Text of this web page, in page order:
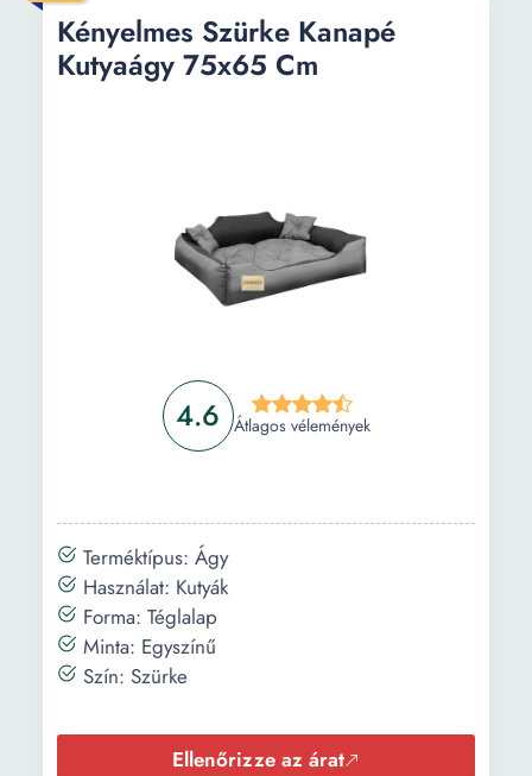
4.6 Átlagos vélemények
Kényelmes Szürke Kanapé
Kutyaágy 75x65 Cm
Terméktípus: Ágy
Használat: Kutyák
Forma: Téglalap
Minta: Egyszínű
Szín: Szürke
Ellenőrizze az árat
Információ
Vásárlási útmutató